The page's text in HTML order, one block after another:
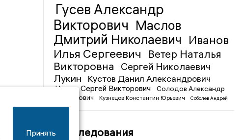
Гусев Александр
Викторович Маслов
Дмитрий Николаевич Иванов
Илья Сергеевич
Ветер Наталья
Викторовна
Сергей Николаевич
Лукин
Кустов Данил Александрович
Чижов Сергей Викторович
Солодов Александр
Михайлович
Кузнецов Константин Юрьевич
Соболев Андрей
Иванович
Расследования
Принять